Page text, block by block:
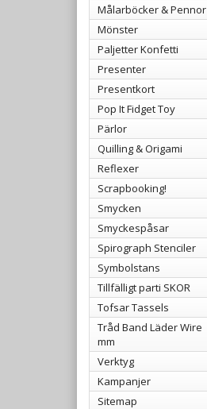
Målarböcker & Pennor
Mönster
Paljetter Konfetti
Presenter
Presentkort
Pop It Fidget Toy
Pärlor
Quilling & Origami
Reflexer
Scrapbooking!
Smycken
Smyckespåsar
Spirograph Stenciler
Symbolstans
Tillfälligt parti SKOR
Tofsar Tassels
Tråd Band Läder Wire
mm
Verktyg
Kampanjer
Sitemap